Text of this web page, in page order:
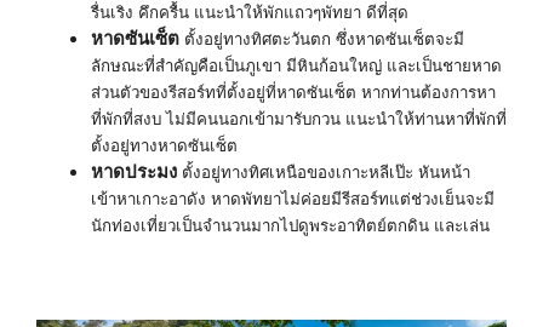
รื่นเริง คึกครื้น แนะนำให้พักแถวๆพัทยา ดีที่สุด
หาดซันเซ็ต ตั้งอยู่ทางทิศตะวันตก ซึ่งหาดซันเซ็ตจะมี
ลักษณะที่สำคัญคือเป็นภูเขา มีหินก้อนใหญ่ และเป็นชายหาด
ส่วนตัวของรีสอร์ทที่ตั้งอยู่ที่หาดซันเซ็ต หากท่านต้องการหา
ที่พักที่สงบ ไม่มีคนนอกเข้ามารับกวน แนะนำให้ท่านหาที่พักที่
ตั้งอยู่ทางหาดซันเซ็ต
หาดประมง ตั้งอยู่ทางทิศเหนือของเกาะหลีเป๊ะ หันหน้า
เข้าหาเกาะอาดัง หาดพัทยาไม่ค่อยมีรีสอร์ทแต่ช่วงเย็นจะมี
นักท่องเที่ยวเป็นจำนวนมากไปดูพระอาทิตย์ตกดิน และเล่น